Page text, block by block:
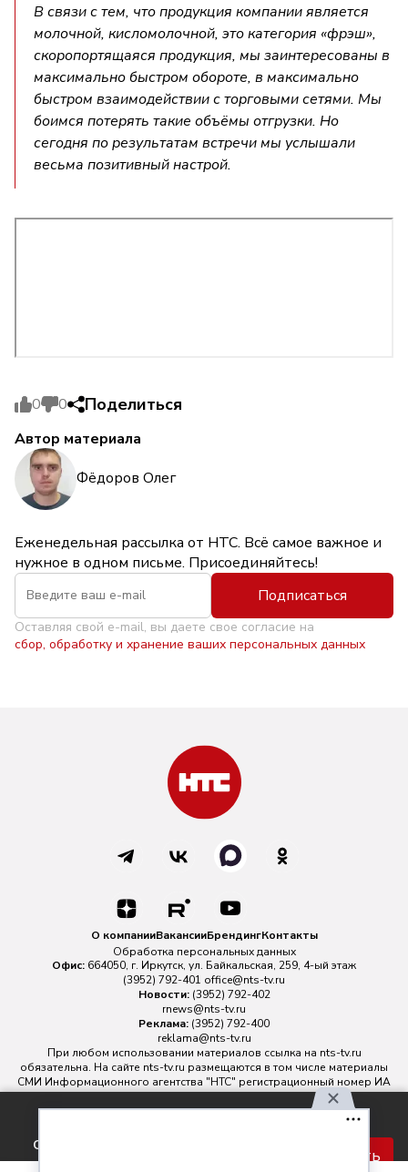
В связи с тем, что продукция компании является
молочной, кисломолочной, это категория «фрэш»,
скоропортящаяся продукция, мы заинтересованы в
максимально быстром обороте, в максимально
быстром взаимодействии с торговыми сетями. Мы
боимся потерять такие объёмы отгрузки. Но
сегодня по результатам встречи мы услышали
весьма позитивный настрой.
0 0 Поделиться
Автор материала
Фёдоров Олег
Еженедельная рассылка от НТС. Всё самое важное и
нужное в одном письме. Присоединяйтесь!
Подписаться
Оставляя свой e-mail, вы даете свое согласие на
сбор, обработку и хранение ваших персональных данных
соглашаетесь с правилами
Принять
О компанииВакансииБрендингКонтакты
Обработка персональных данных
Офис: 664050, г. Иркутск, ул. Байкальская, 259, 4-ый этаж
(3952) 792-401 office@nts-tv.ru
Новости: (3952) 792-402
rnews@nts-tv.ru
Реклама: (3952) 792-400
reklama@nts-tv.ru
При любом использовании материалов ссылка на nts-tv.ru
обязательна. На сайте nts-tv.ru размещаются в том числе материалы
СМИ Информационного агентства "НТС" регистрационный номер ИА
№ ФС 77 - 88763 зарегистрировано Федеральной службой по
надзору в сфере связи, информационных технологий и массовых
Главный редактор ИА "НТС" Иштулкин Евгений Александрович
16+